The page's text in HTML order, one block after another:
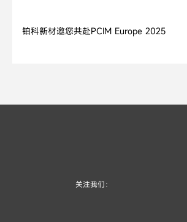
铂科新材邀您共赴PCIM Europe 2025
关注我们：